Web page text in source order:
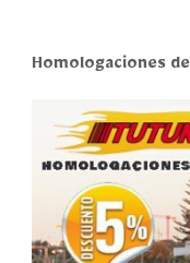
Homologaciones